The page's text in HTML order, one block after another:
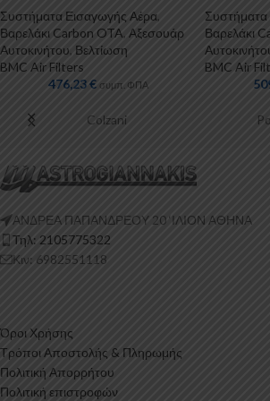
Συστήματα Εισαγωγής Αέρα,
Βαρελάκι Carbon OTA, Αξεσουάρ
Αυτοκινήτου, Βελτίωση
BMC Air Filters
476,23€ συμπ. ΦΠΑ
Βαρελάκι
BMC Air
ΑΝΔΡΕΑ ΠΑΠΑΝΔΡΕΟΥ 20 ‘ΙΛΙΟΝ ΑΘΗΝΑ
Τηλ: 2105775322
Κιν: 6982551118
Όροι Χρήσης
Τρόποι Αποστολής & Πληρωμής
Πολιτική Απορρήτου
Πολιτική επιστροφών